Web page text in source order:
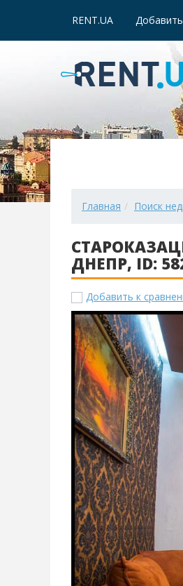
RENT.UA
Главная Поиск
ДНЕПР, ID:
Добавить к